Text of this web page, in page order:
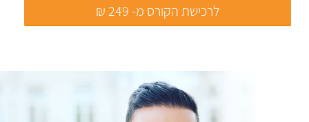
לרכישת הקורס מ- 249 ₪